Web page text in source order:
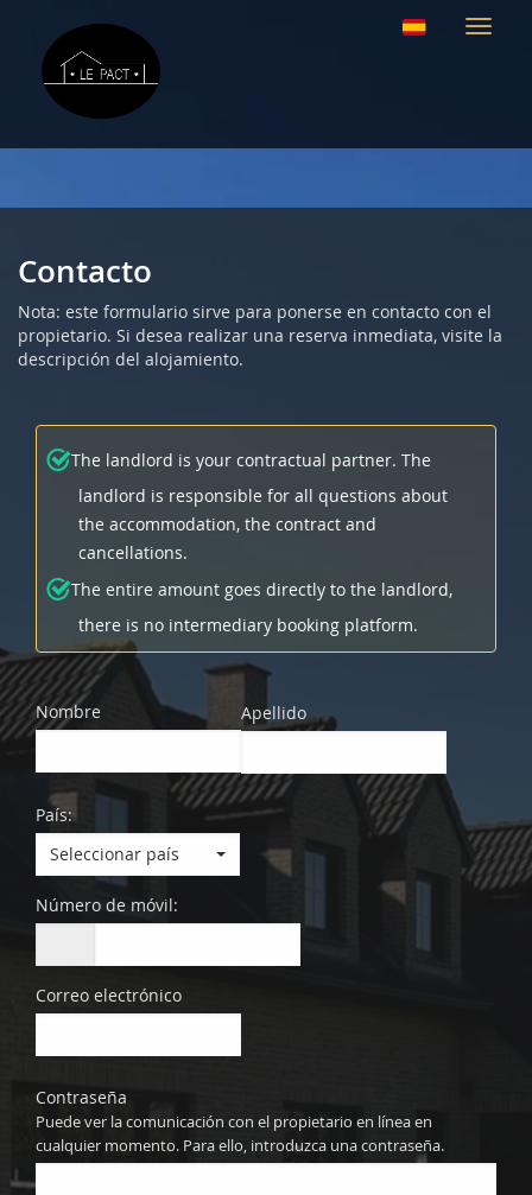
Contacto
Nota: este formulario sirve para ponerse en contacto con el
propietario. Si desea realizar una reserva inmediata, visite la
descripción del alojamiento.
The landlord is your contractual partner. The
landlord is responsible for all questions about
the accommodation, the contract and
cancellations.
The entire amount goes directly to the landlord,
there is no intermediary booking platform.
Nombre Apellido
País:
Seleccionar país
Número de móvil:
Correo electrónico
Contraseña
Puede ver la comunicación con el propietario en línea en
cualquier momento. Para ello, introduzca una contraseña.